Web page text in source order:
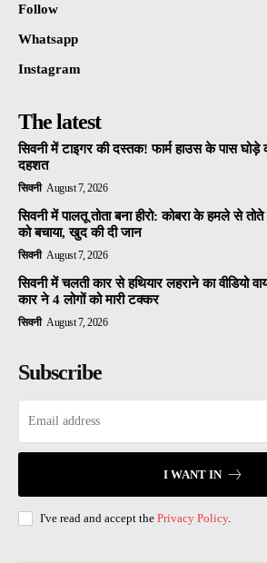
Follow
Whatsapp
Instagram
The latest
सिवनी में टाइगर की दस्तक! फार्म हाउस के पास घोड़े
दहशत
सिवनी August 7, 2026
सिवनी में पालतू तोता बना हीरो: कोबरा के हमले से
को बचाया, खुद की दी जान
सिवनी August 7, 2026
सिवनी में चलती कार से हथियार लहराने का वीडियो
कार ने 4 लोगों को मारी टक्कर
सिवनी August 7, 2026
Subscribe
I WANT IN
I've read and accept the Privacy Policy.